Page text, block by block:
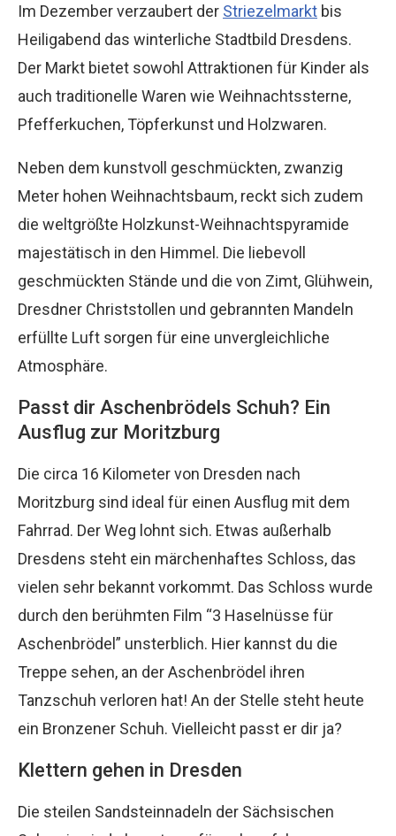
Im Dezember verzaubert der Striezelmarkt bis
Heiligabend das winterliche Stadtbild Dresdens.
Der Markt bietet sowohl Attraktionen für Kinder als
auch traditionelle Waren wie Weihnachtssterne,
Pfefferkuchen, Töpferkunst und Holzwaren.
Neben dem kunstvoll geschmückten, zwanzig
Meter hohen Weihnachtsbaum, reckt sich zudem
die weltgrößte Holzkunst-Weihnachtspyramide
majestätisch in den Himmel. Die liebevoll
geschmückten Stände und die von Zimt, Glühwein,
Dresdner Christstollen und gebrannten Mandeln
erfüllte Luft sorgen für eine unvergleichliche
Atmosphäre.
Passt dir Aschenbrödels Schuh? Ein
Ausflug zur Moritzburg
Die circa 16 Kilometer von Dresden nach
Moritzburg sind ideal für einen Ausflug mit dem
Fahrrad. Der Weg lohnt sich. Etwas außerhalb
Dresdens steht ein märchenhaftes Schloss, das
vielen sehr bekannt vorkommt. Das Schloss wurde
durch den berühmten Film “3 Haselnüsse für
Aschenbrödel” unsterblich. Hier kannst du die
Treppe sehen, an der Aschenbrödel ihren
Tanzschuh verloren hat! An der Stelle steht heute
ein Bronzener Schuh. Vielleicht passt er dir ja?
Klettern gehen in Dresden
Die steilen Sandsteinnadeln der Sächsischen